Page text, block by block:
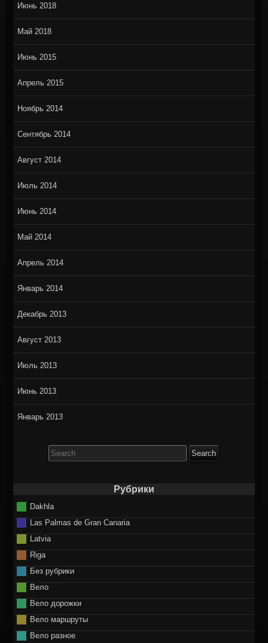
Июнь 2018
Май 2018
Июнь 2015
Апрель 2015
Ноябрь 2014
Сентябрь 2014
Август 2014
Июль 2014
Июнь 2014
Май 2014
Апрель 2014
Январь 2014
Декабрь 2013
Август 2013
Июль 2013
Июнь 2013
Январь 2013
for:
Рубрики
Dakhla
Las Palmas de Gran Canaria
Latvia
Riga
Без рубрики
Вело
Вело дорожки
Вело маршруты
Вело разное